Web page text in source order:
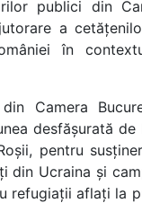
publici din
a
în
Camera
desfășurată de
pentru
din Ucraina și
refugiații aflați la